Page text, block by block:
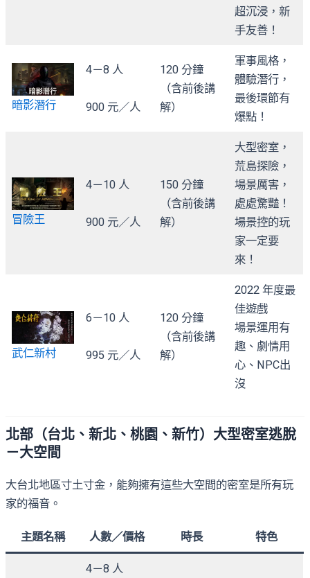
超沉浸，新
手友善！
暗影潛行
4－8 人
900 元／人
120 分鐘
（含前後講
解）
軍事風格，
體驗潛行，
最後環節有
爆點！
冒險王
4－10 人
900 元／人
150 分鐘
（含前後講
解）
大型密室，
荒島探險，
場景厲害，
處處驚豔！
場景控的玩
家一定要
來！
武仁新村
6－10 人
995 元／人
120 分鐘
（含前後講
解）
2022 年度最
佳遊戲
場景運用有
趣、劇情用
心、NPC出
沒
北部（台北、新北、桃園、新竹）大型密室逃脫
－大空間
大台北地區寸土寸金，能夠擁有這些大空間的密室是所有玩
家的福音。
主題名稱 人數／價格 時長 特色
4－8 人